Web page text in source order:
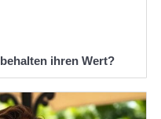
ihren Wert?